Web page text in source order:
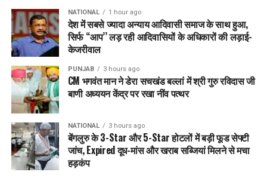
NATIONAL 1 hour ago
देश में सबसे ज्यादा अन्याय आदिवासी समाज के साथ हुआ,
सिर्फ ‘‘आप’’ लड़ रही आदिवासियों के अधिकारों की लड़ाई-
केजरीवाल
PUNJAB 3 hours ago
CM भगवंत मान ने डेरा सचखंड बल्लां में श्री गुरु रविदास जी
बाणी अध्ययन केंद्र पर रखा नींव पत्थर
NATIONAL 3 hours ago
बेंगलुरु के 3-Star और 5-Star होटलों में बड़ी फूड सेफ्टी
जांच, Expired दूध-मांस और खराब सब्जियां मिलने से मचा
हड़कंप